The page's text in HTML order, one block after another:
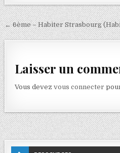
← 6ème – Habiter Strasbourg
Laisser un
Vous devezvous connecter